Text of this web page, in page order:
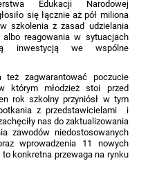
Edukacji Narodowej
się łącznie aż pół miliona
szkolenia z zasad udzielania
reagowania w sytuacjach
inwestycją we wspólne
też zagwarantować poczucie
którym młodzież stoi przed
rok szkolny przyniósł w tym
z przedstawicielami i
nas do zaktualizowania
zawodów niedostosowanych
wprowadzenia 11 nowych
konkretna przewaga na rynku